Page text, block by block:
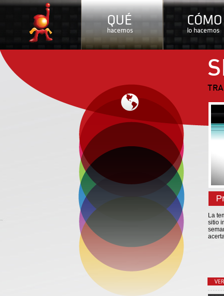
QUÉ
hacemos
CÓMO
lo hacemos
La
sitio